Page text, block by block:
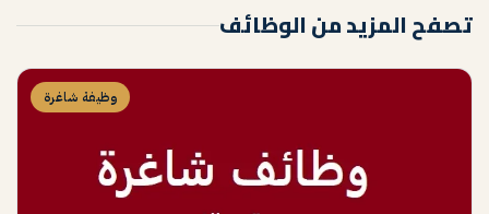
تصفح المزيد من الوظائف
وظيفة شاغرة